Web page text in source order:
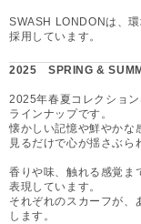
SWASH LONDONは、
採用しています。
2025 SPRING &
2025年春夏コレクショ
ラインナップです。
懐かしい記憶や鮮やかな
見るだけで心が揺さぶら
香りや味、触れる感覚ま
表現しています。
それぞれのスカーフが、
します。